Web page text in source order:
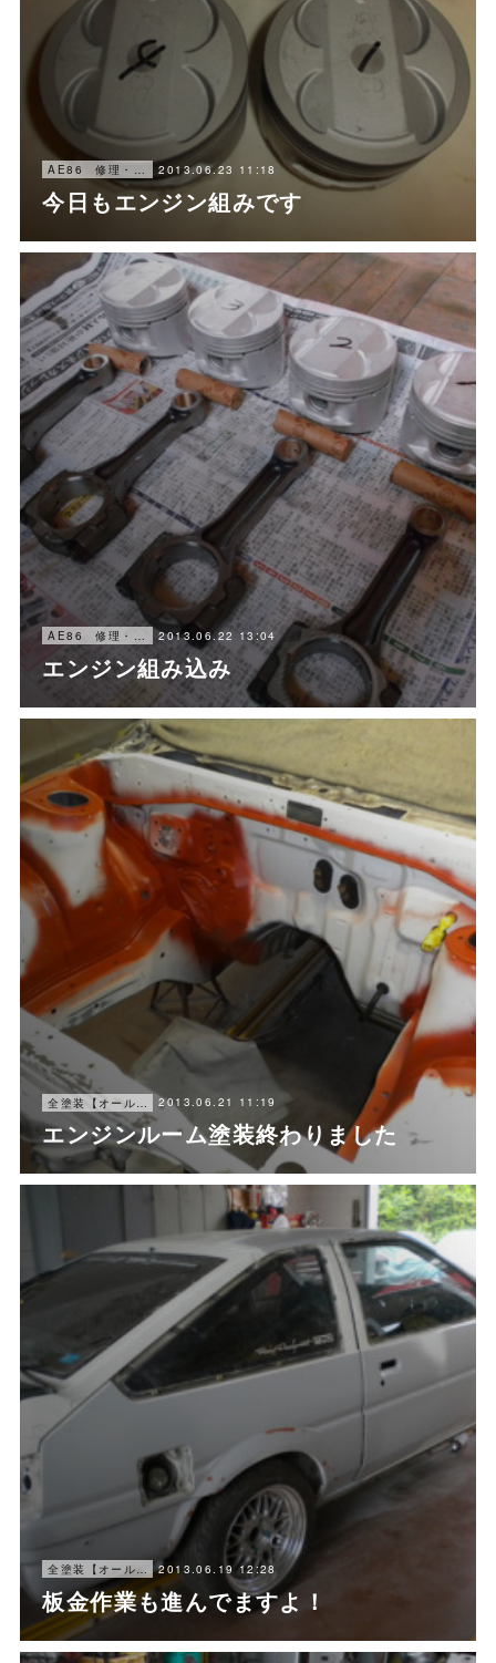
AE86 修理・メンテナンス 2013.06.23 11:18
今日もエンジン組みです
AE86 修理・メンテナンス 2013.06.22 13:04
エンジン組み込み
2013.06.21 11:19
エンジンルーム塗装終わりました
全塗装【オールペン】 2013.06.19 12:28
板金作業も進んでますよ！